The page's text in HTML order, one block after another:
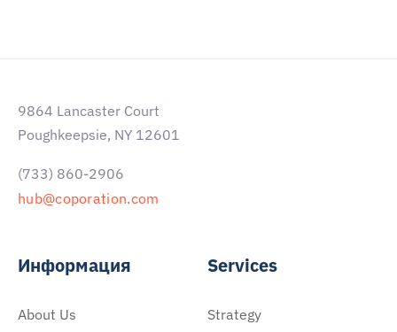
9864 Lancaster Court
Poughkeepsie, NY 12601
(733) 860-2906
hub@coporation.com
Информация
About Us
Services
Strategy